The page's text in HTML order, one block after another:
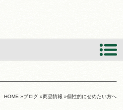
HOME »ブログ»商品情報 »個性的にせめたい方へ